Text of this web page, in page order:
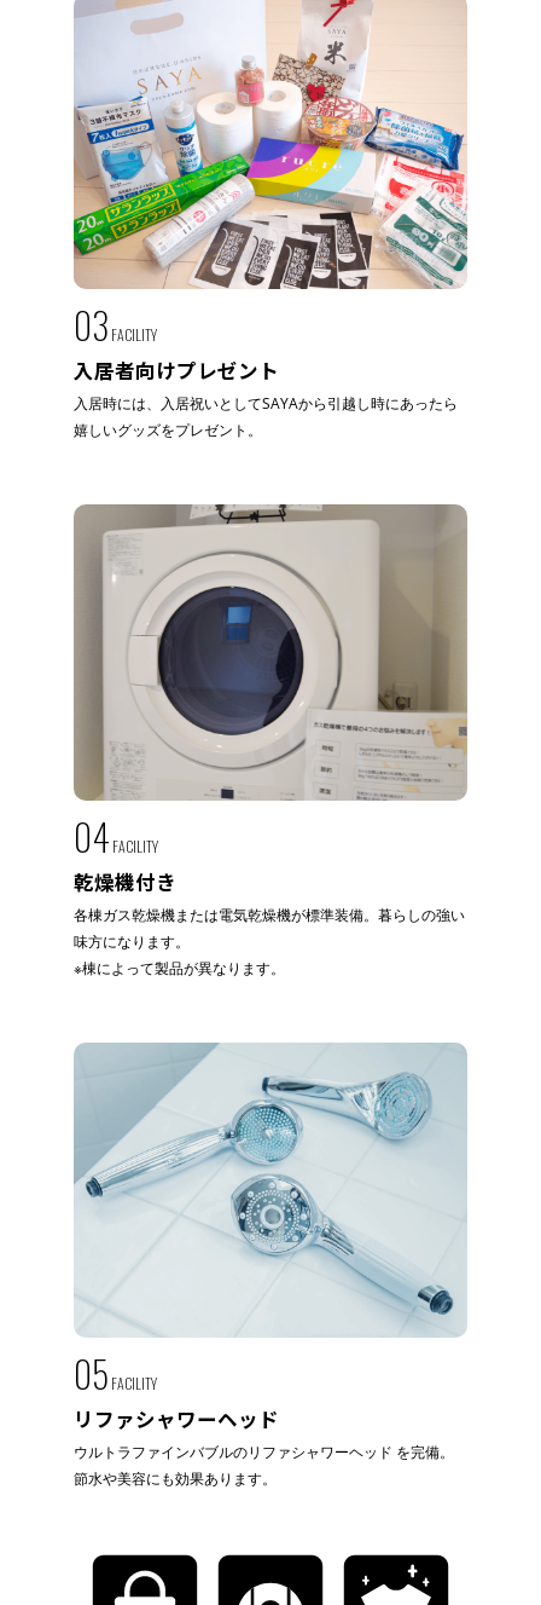
03 FACILITY
入居者向けプレゼント
入居時には、入居祝いとしてSAYAから引越し時にあったら
嬉しいグッズをプレゼント。
04 FACILITY
乾燥機付き
各棟ガス乾燥機または電気乾燥機が標準装備。暮らしの強い
味方になります。
※棟によって製品が異なります。
05 FACILITY
リファシャワーヘッド
ウルトラファインバブルのリファシャワーヘッド を完備。
節水や美容にも効果あります。